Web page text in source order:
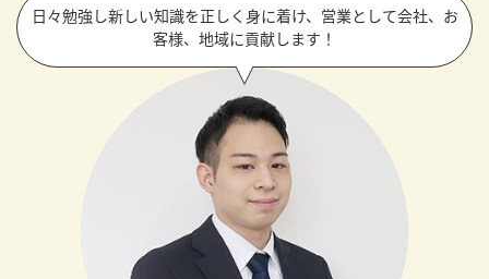
日々勉強し新しい知識を正しく身に着け、営業として会社、お
客様、地域に貢献します！